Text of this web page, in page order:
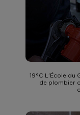
19°C L’École
de plombier